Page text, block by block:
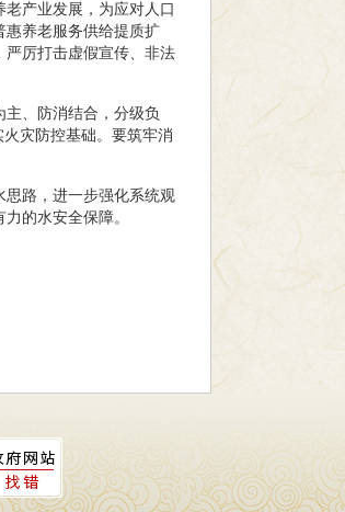
产业发展，为应对人口
惠养老服务供给提质扩
严厉打击虚假宣传、非法
、防消结合，分级负
灾防控基础。要筑牢消
思路，进一步强化系统观
的水安全保障。